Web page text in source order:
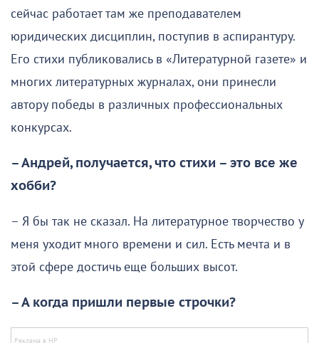
сейчас работает там же преподавателем
юридических дисциплин, поступив в аспирантуру.
Его стихи публиковались в «Литературной газете» и
многих литературных журналах, они принесли
автору победы в различных профессиональных
конкурсах.
– Андрей, получается, что стихи – это все же
хобби?
– Я бы так не сказал. На литературное творчество у
меня уходит много времени и сил. Есть мечта и в
этой сфере достичь еще больших высот.
– А когда пришли первые строчки?